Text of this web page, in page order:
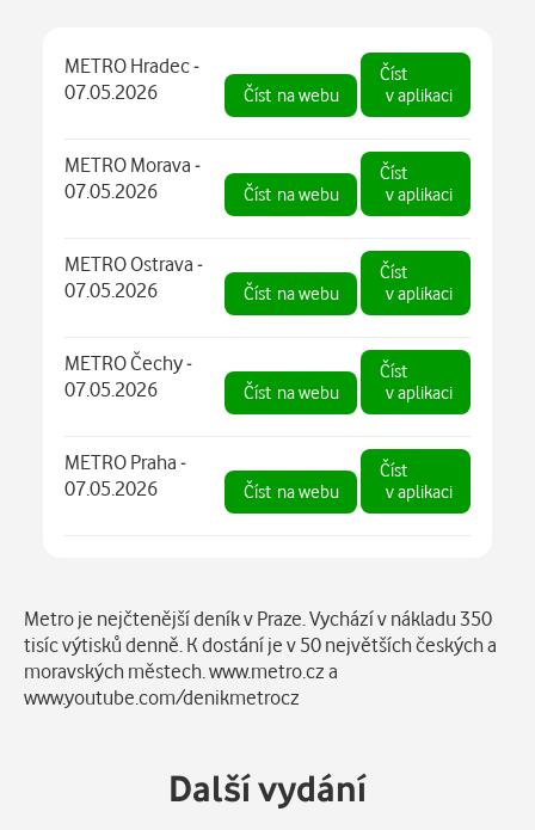
METRO Hradec -
07.05.2026
Čístna webu
Číst
v aplikaci
METRO Morava -
07.05.2026
Čístna webu
Číst
v aplikaci
METRO Ostrava -
07.05.2026
Čístna webu
Číst
v aplikaci
METRO Čechy -
07.05.2026
Čístna webu
Číst
v aplikaci
METRO Praha -
07.05.2026
Čístna webu
Číst
v aplikaci
Popis
Metro je nejčtenější deník v Praze. Vychází v nákladu 350
tisíc výtisků denně. K dostání je v 50 největších českých a
moravských městech. www.metro.cz a
www.youtube.com/denikmetrocz
Další vydání